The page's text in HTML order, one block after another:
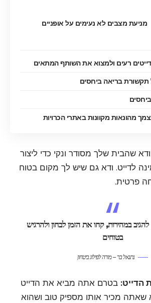
מניעת מצבים לא נעימים על אופניים
רעים ולמצוא את השותף המתאים
תקשורת בריאה ביחסים
מהונאות מקוונות באתרי הכרויות
ודא שהבית שלך מסודר ונקי כדי ליצור
לדייט. ודא גם שיש לך מקום בטוח
פרטית.
במהירות, קחו את הזמן לבחון ולהרגיש
בטוחים
נתנאל בר – מורה לפילוג ביטחון
בטרם אתה מביא את הדייט
שאתה מכיר אותו מספיק טוב ושהוא